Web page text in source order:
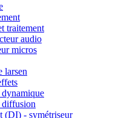
traitement
audio
micros
larsen
dynamique
diffusion
(DI) - symétriseur